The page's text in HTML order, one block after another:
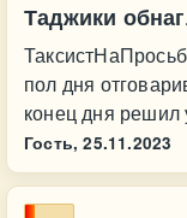
Таджики
пол дня
конец дня решил
Гость, 25.11.2023